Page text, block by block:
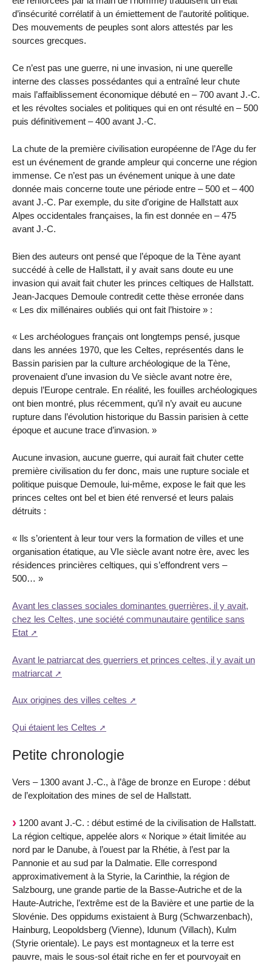
d’insécurité corrélatif à un émiettement de l’autorité politique.
Des mouvements de peuples sont alors attestés par les
sources grecques.
Ce n’est pas une guerre, ni une invasion, ni une querelle
interne des classes possédantes qui a entraîné leur chute
mais l’affaiblissement économique débuté en – 700 avant J.-C.
et les révoltes sociales et politiques qui en ont résulté en – 500
puis définitivement – 400 avant J.-C.
La chute de la première civilisation européenne de l’Age du fer
est un événement de grande ampleur qui concerne une région
immense. Ce n’est pas un événement unique à une date
donnée mais concerne toute une période entre – 500 et – 400
avant J.-C. Par exemple, du site d’origine de Hallstatt aux
Alpes occidentales françaises, la fin est donnée en – 475
avant J.-C.
Bien des auteurs ont pensé que l’époque de la Tène ayant
succédé à celle de Hallstatt, il y avait sans doute eu une
invasion qui avait fait chuter les princes celtiques de Hallstatt.
Jean-Jacques Demoule contredit cette thèse erronée dans
« Les dix millénaires oubliés qui ont fait l’histoire » :
« Les archéologues français ont longtemps pensé, jusque
dans les années 1970, que les Celtes, représentés dans le
Bassin parisien par la culture archéologique de la Tène,
provenaient d’une invasion du Ve siècle avant notre ère,
depuis l’Europe centrale. En réalité, les fouilles archéologiques
ont bien montré, plus récemment, qu’il n’y avait eu aucune
rupture dans l’évolution historique du Bassin parisien à cette
époque et aucune trace d’invasion. »
Aucune invasion, aucune guerre, qui aurait fait chuter cette
première civilisation du fer donc, mais une rupture sociale et
politique puisque Demoule, lui-même, expose le fait que les
princes celtes ont bel et bien été renversé et leurs palais
détruits :
« Ils s’orientent à leur tour vers la formation de villes et une
organisation étatique, au VIe siècle avant notre ère, avec les
résidences princières celtiques, qui s’effondrent vers –
500… »
Avant les classes sociales dominantes guerrières, il y avait,
chez les Celtes, une société communautaire gentilice sans
Etat
Avant le patriarcat des guerriers et princes celtes, il y avait un
matriarcat
Aux origines des villes celtes
Qui étaient les Celtes
Petite chronologie
Vers – 1300 avant J.-C., à l’âge de bronze en Europe : début
de l’exploitation des mines de sel de Hallstatt.
1200 avant J.-C. : début estimé de la civilisation de Hallstatt.
La région celtique, appelée alors « Norique » était limitée au
nord par le Danube, à l’ouest par la Rhétie, à l’est par la
Pannonie et au sud par la Dalmatie. Elle correspond
approximativement à la Styrie, la Carinthie, la région de
Salzbourg, une grande partie de la Basse-Autriche et de la
Haute-Autriche, l’extrême est de la Bavière et une partie de la
Slovénie. Des oppidums existaient à Burg (Schwarzenbach),
Hainburg, Leopoldsberg (Vienne), Idunum (Villach), Kulm
(Styrie orientale). Le pays est montagneux et la terre est
pauvre, mais le sous-sol était riche en fer et pourvoyait en